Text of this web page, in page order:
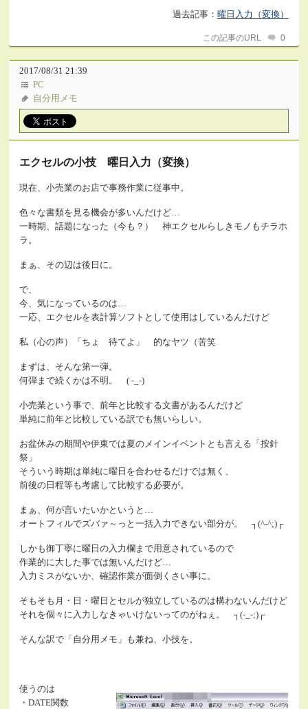
過去記事： 曜日入力（変換）
この記事のURL 0
2017/08/31 21:39
PC
自分用メモ
エクセルの小技 曜日入力（変換）
現在、小売業のお店で事務作業に従事中。
色々な書類を見る機会が多いんだけど…
一時期、話題になった（今も？） 神エクセルらしきモノもチラホ
ラ。
まぁ、その辺は後日に。
で、
今、気になっているのは…
一応、エクセルを表計算ソフトとして使用はしているんだけど
私（心の声）「ちょ 待てよ」 的なヤツ（苦笑
まずは、そんな第一弾。
何弾まで続くかは不明。 ( -_-)
小売業という事で、前年と比較する文書があるんだけど
単純に前年と比較している訳でも無いらしい。
お盆休みの期間や伊東では夏のメインイベントとも言える「按針
祭」
そういう時期は単純に曜日を合わせるだけでは無く、
前後の日程等も考慮して比較する必要が。
まぁ、何が言いたいかというと…
オートフィルでズバァ～っと一括入力できない部分が。 ┐(^-^;)┌
しかも御丁寧に曜日の入力欄まで用意されているので
作業的に大した事では無いんだけど…
入力ミスがないか、確認作業が面倒くさい事に。
そもそも月・日・曜日とセルが独立しているのは構わないんだけど
それを個々に入力しなきゃいけないってのがねぇ。 ┐(-_-;)┌
そんな訳で「自分用メモ」も兼ね、小技を。
使うのは
・DATE関数